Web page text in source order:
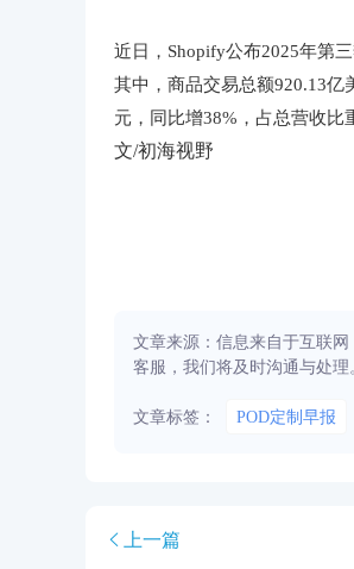
近日，Shopify公布2025年第
其中，商品交易总额920.13亿
元，同比增38%，占总营收比
文/初海视野
文章来源：信息来自于互联
客服，我们将及时沟通与处理
文章标签： POD定制早报
上一篇